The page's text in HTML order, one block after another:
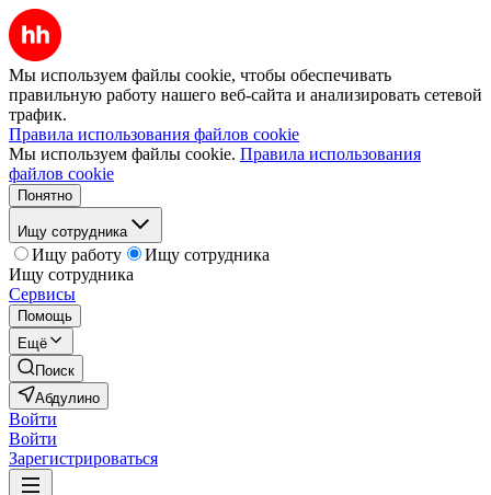
Мы используем файлы cookie, чтобы обеспечивать
правильную работу нашего веб-сайта и анализировать сетевой
трафик.
Правила использования файлов cookie
Мы используем файлы cookie. Правила использования
файлов cookie
Понятно
Ищу сотрудника
Ищу работу
Ищу сотрудника
Ищу сотрудника
Сервисы
Помощь
Ещё
Поиск
Абдулино
Войти
Войти
Зарегистрироваться